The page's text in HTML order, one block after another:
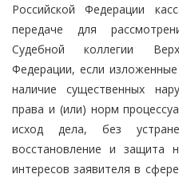
Российской Федерации
передаче для
Судебной коллегии
Федерации, если
наличие существенных
права и (или) норм
исход дела, без
восстановление и защита
интересов заявителя в